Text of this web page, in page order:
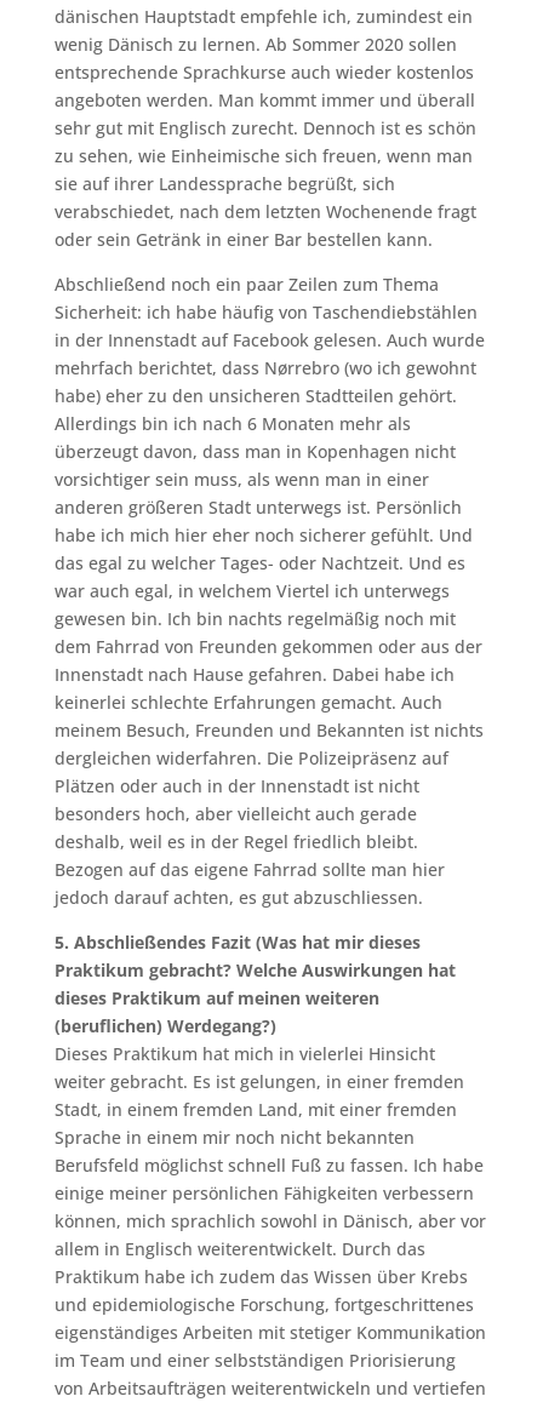
dänischen Hauptstadt empfehle ich, zumindest ein
wenig Dänisch zu lernen. Ab Sommer 2020 sollen
entsprechende Sprachkurse auch wieder kostenlos
angeboten werden. Man kommt immer und überall
sehr gut mit Englisch zurecht. Dennoch ist es schön
zu sehen, wie Einheimische sich freuen, wenn man
sie auf ihrer Landessprache begrüßt, sich
verabschiedet, nach dem letzten Wochenende fragt
oder sein Getränk in einer Bar bestellen kann.
Abschließend noch ein paar Zeilen zum Thema
Sicherheit: ich habe häufig von Taschendiebstählen
in der Innenstadt auf Facebook gelesen. Auch wurde
mehrfach berichtet, dass Nørrebro (wo ich gewohnt
habe) eher zu den unsicheren Stadtteilen gehört.
Allerdings bin ich nach 6 Monaten mehr als
überzeugt davon, dass man in Kopenhagen nicht
vorsichtiger sein muss, als wenn man in einer
anderen größeren Stadt unterwegs ist. Persönlich
habe ich mich hier eher noch sicherer gefühlt. Und
das egal zu welcher Tages- oder Nachtzeit. Und es
war auch egal, in welchem Viertel ich unterwegs
gewesen bin. Ich bin nachts regelmäßig noch mit
dem Fahrrad von Freunden gekommen oder aus der
Innenstadt nach Hause gefahren. Dabei habe ich
keinerlei schlechte Erfahrungen gemacht. Auch
meinem Besuch, Freunden und Bekannten ist nichts
dergleichen widerfahren. Die Polizeipräsenz auf
Plätzen oder auch in der Innenstadt ist nicht
besonders hoch, aber vielleicht auch gerade
deshalb, weil es in der Regel friedlich bleibt.
Bezogen auf das eigene Fahrrad sollte man hier
jedoch darauf achten, es gut abzuschliessen.
5. Abschließendes Fazit (Was hat mir dieses
Praktikum gebracht? Welche Auswirkungen hat
dieses Praktikum auf meinen weiteren
(beruflichen) Werdegang?)
Dieses Praktikum hat mich in vielerlei Hinsicht
weiter gebracht. Es ist gelungen, in einer fremden
Stadt, in einem fremden Land, mit einer fremden
Sprache in einem mir noch nicht bekannten
Berufsfeld möglichst schnell Fuß zu fassen. Ich habe
einige meiner persönlichen Fähigkeiten verbessern
können, mich sprachlich sowohl in Dänisch, aber vor
allem in Englisch weiterentwickelt. Durch das
Praktikum habe ich zudem das Wissen über Krebs
und epidemiologische Forschung, fortgeschrittenes
eigenständiges Arbeiten mit stetiger Kommunikation
im Team und einer selbstständigen Priorisierung
von Arbeitsaufträgen weiterentwickeln und vertiefen